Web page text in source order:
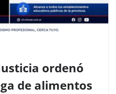
ordenó
de alimentos